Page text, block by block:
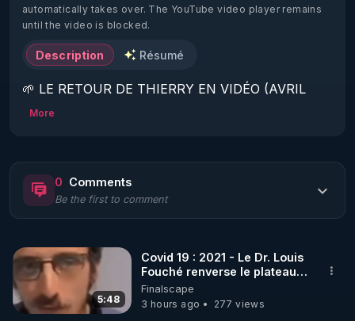
automatically takes over. The YouTube video player remains
until the video is blocked.
Description Résumé
🌱 LE RETOUR DE THIERRY EN VIDÉO (AVRIL
2022)!
https://www.rgnr.fr/presentation.html
🌱 LE MAGAZINE RÉGÉNÈRE
🌱 LA BOUTIQUE DU MAGAZINE
Pour obtenir les anciens numéros que vous avez
More
0 Comments
Be the first to comment
5:48
Covid 19 : 2021 - Le Dr. Louis
Fouché renverse le plateau
de CNews !
Finalscape
3 hours ago
277 views